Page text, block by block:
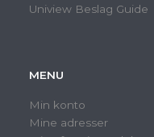
Uniview Beslag Guide
MENU
Min konto
Mine adresser